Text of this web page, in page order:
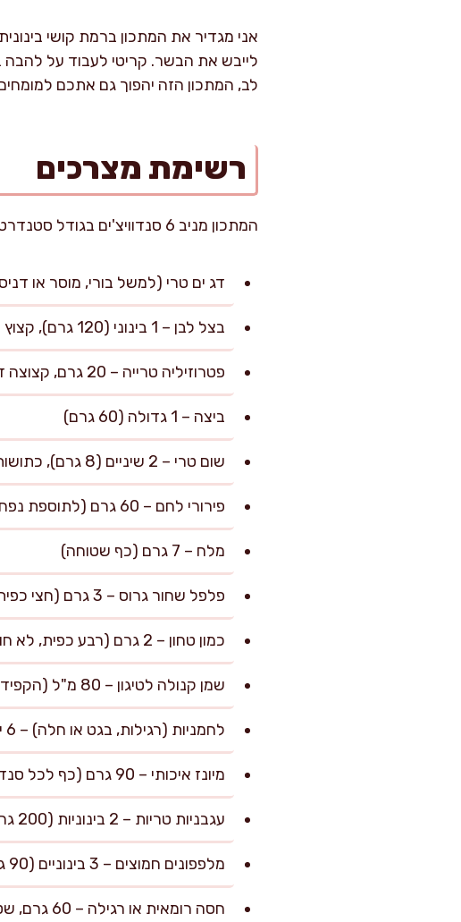
אני מגדיר את המתכון ברמת קושי
לייבש את הבשר. קריטי לעבוד על להבה
לב, המתכון הזה יהפוך גם אתכם
רשימת מצרכים
המתכון מניב 6 סנדוויצ'ים בגודל סטנדרטי (כ-130 גרם קציצת דג לסנדוויץ', ועוד תוספות וירקות לנפח מלא).
דג ים טרי (למשל בורי, מוסר או דניס), טחון גס – 800
בצל לבן – 1 בינוני (120 גרם), קצוץ דק מאוד
פטרוזיליה טרייה – 20 גרם, קצוצה דק
ביצה – 1 גדולה (60 גרם)
שום טרי – 2 שיניים (8 גרם), כתושות
פירורי לחם – 60 גרם (לתוספת נפח ולספיגת נוזלים)
מלח – 7 גרם (כף שטוחה)
פלפל שחור גרוס – 3 גרם (חצי כפית)
כמון טחון – 2 גרם (רבע כפית, לא חובה)
שמן קנולה לטיגון – 80 מ"ל (הקפידו על טיגון עדין ולא עמוק מדי)
לחמניות (רגילות, בגט או חלה) – 6 יחידות טריות
מיונז איכותי – 90 גרם (כף לכל סנדוויץ’)
עגבניות טריות – 2 בינוניות (200 גרם), פרוסות דק
מלפפונים חמוצים – 3 בינוניים (90 גרם), פרוסים דק
חסה רומאית או רגילה – 60 גרם, שטופה ומיובשת היטב